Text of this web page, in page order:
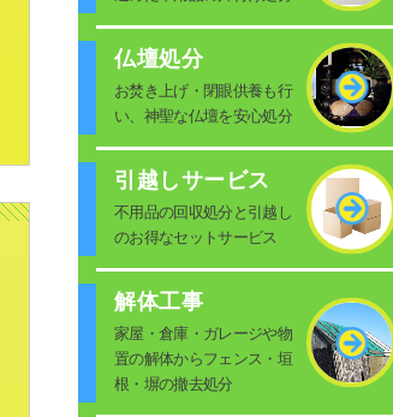
仏壇処分
お焚き上げ・閉眼供養も行
い、神聖な仏壇を安心処分
引越しサービス
不用品の回収処分と引越し
のお得なセットサービス
解体工事
家屋・倉庫・ガレージや物
置の解体からフェンス・垣
根・塀の撤去処分